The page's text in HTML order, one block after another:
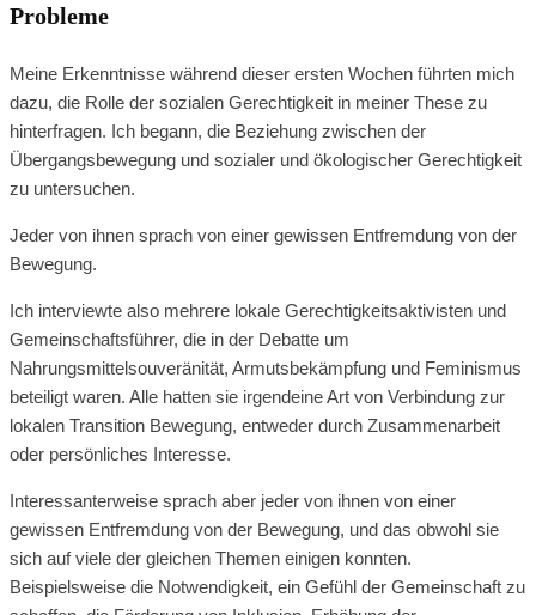
Probleme
Meine Erkenntnisse während dieser ersten Wochen führten mich
dazu, die Rolle der sozialen Gerechtigkeit in meiner These zu
hinterfragen. Ich begann, die Beziehung zwischen der
Übergangsbewegung und sozialer und ökologischer Gerechtigkeit
zu untersuchen.
Jeder von ihnen sprach von einer gewissen Entfremdung von der
Bewegung.
Ich interviewte also mehrere lokale Gerechtigkeitsaktivisten und
Gemeinschaftsführer, die in der Debatte um
Nahrungsmittelsouveränität, Armutsbekämpfung und Feminismus
beteiligt waren. Alle hatten sie irgendeine Art von Verbindung zur
lokalen Transition Bewegung, entweder durch Zusammenarbeit
oder persönliches Interesse.
Interessanterweise sprach aber jeder von ihnen von einer
gewissen Entfremdung von der Bewegung, und das obwohl sie
sich auf viele der gleichen Themen einigen konnten.
Beispielsweise die Notwendigkeit, ein Gefühl der Gemeinschaft zu